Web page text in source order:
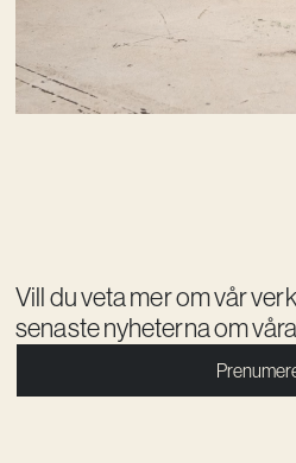
Vill du veta mer om vår
senaste nyheterna om